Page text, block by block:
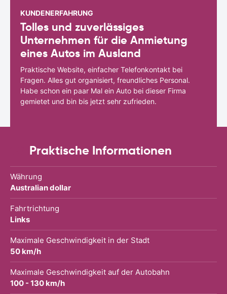
KUNDENERFAHRUNG
Tolles und zuverlässiges
Unternehmen für die Anmietung
eines Autos im Ausland
Praktische Website, einfacher Telefonkontakt bei
Fragen. Alles gut organisiert, freundliches Personal.
Habe schon ein paar Mal ein Auto bei dieser Firma
gemietet und bin bis jetzt sehr zufrieden.
Praktische Informationen
Währung
Australian dollar
Fahrtrichtung
Links
Maximale Geschwindigkeit in der Stadt
50 km/h
Maximale Geschwindigkeit auf der Autobahn
100 - 130 km/h